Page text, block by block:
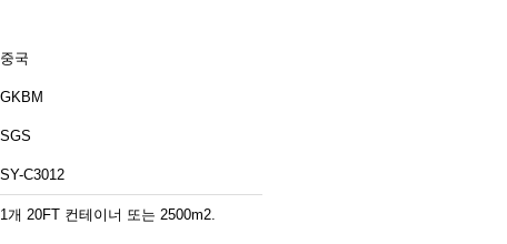
중국
GKBM
SGS
SY-C3012
1개 20FT 컨테이너 또는 2500m2.